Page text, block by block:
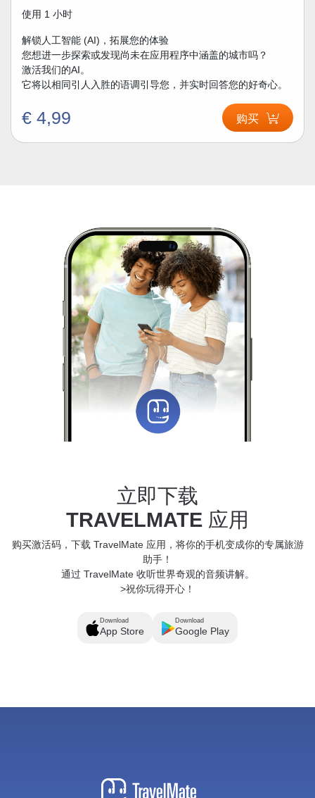
使用 1 小时
解锁人工智能 (AI)，拓展您的体验
您想进一步探索或发现尚未在应用程序中涵盖的城市吗？
激活我们的AI。
它将以相同引人入胜的语调引导您，并实时回答您的好奇心。
€ 4,99 购买
立即下载
TRAVELMATE 应用
购买激活码，下载 TravelMate 应用，将你的手机变成你的专属旅游
助手！
通过 TravelMate 收听世界奇观的音频讲解。
>祝你玩得开心！
Download
App Store
Download
Google Play